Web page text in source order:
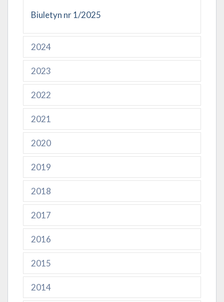
Biuletyn nr 1/2025
2024
2023
2022
2021
2020
2019
2018
2017
2016
2015
2014